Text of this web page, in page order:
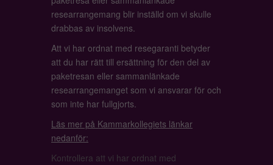
researrangemang blir inställd om vi skulle
drabbas av insolvens.
Att vi har ordnat med resegaranti betyder
att du har rätt till ersättning för den del av
paketresan eller sammanlänkade
researrangemanget som vi ansvarar för och
som inte har fullgjorts.
Läs mer på Kammarkollegiets länkar
nedanför:
Kontrollera att vi har ordnat med